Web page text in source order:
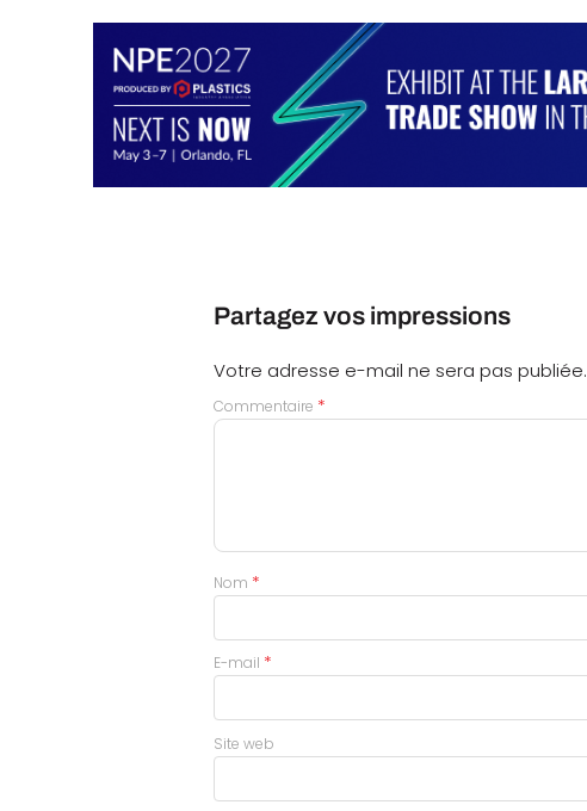
Partagez vos impressions
Votre adresse e-mail ne sera pas publiée.
Commentaire *
Nom *
E-mail *
Site web